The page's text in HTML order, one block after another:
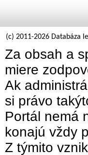
(c) 2011-2026 Databáza
Za obsah a
miere
Ak
si právo
Portál nemá
konajú vždy
Z týmito